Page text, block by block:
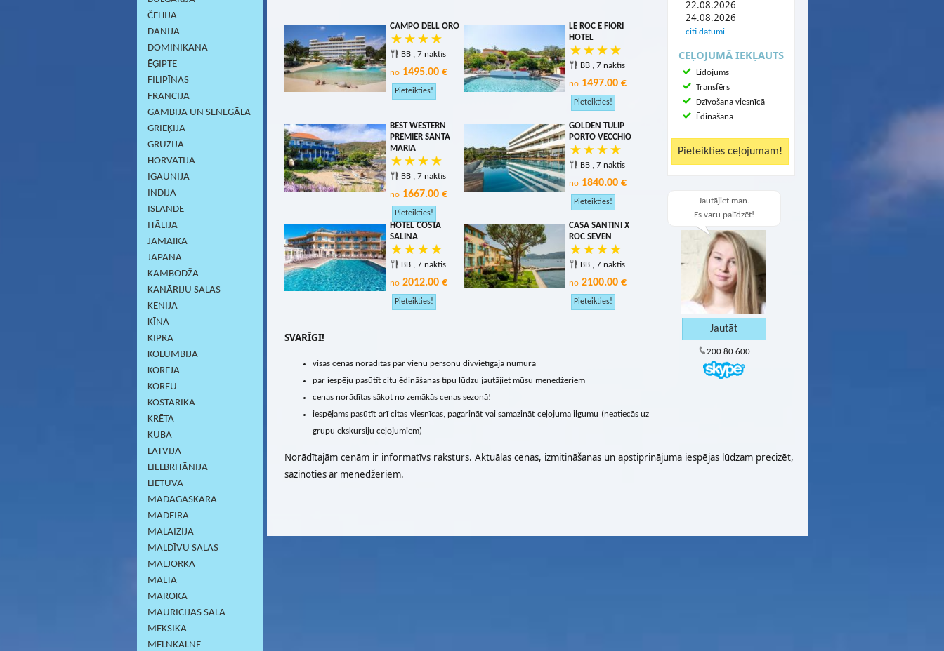
ČEHIJA
DĀNIJA
DOMINIKĀNA
ĒĢIPTE
FILIPĪNAS
FRANCIJA
GAMBIJA UN SENEGĀLA
GRIEĶIJA
GRUZIJA
HORVĀTIJA
IGAUNIJA
INDIJA
ISLANDE
ITĀLIJA
JAMAIKA
JAPĀNA
KAMBODŽA
KANĀRIJU SALAS
KENIJA
ĶĪNA
KIPRA
KOLUMBIJA
KOREJA
KORFU
KOSTARIKA
KRĒTA
KUBA
LATVIJA
LIELBRITĀNIJA
LIETUVA
MADAGASKARA
MADEIRA
MALAIZIJA
MALDĪVU SALAS
MALJORKA
MALTA
MAROKA
MAURĪCIJAS SALA
MEKSIKA
MELNKALNE
22.08.2026
24.08.2026
citi datumi
CEĻOJUMĀ IEKĻAUTS
Lidojums
Transfērs
Dzīvošana viesnīcā
Ēdināšana
Jautājiet man.
Es varu palīdzēt!
200 80 600
CAMPO DELL ORO
BB , 7 naktis
no1495.00 €
LE ROC E FIORI
HOTEL
BB , 7 naktis
no1497.00 €
BEST WESTERN
PREMIER SANTA
MARIA
BB , 7 naktis
no1667.00 €
GOLDEN TULIP
PORTO VECCHIO
BB , 7 naktis
no1840.00 €
HOTEL COSTA
SALINA
BB , 7 naktis
no2012.00 €
CASA SANTINI X
ROC SEVEN
BB , 7 naktis
no2100.00 €
SVARĪGI!
visas cenas norādītas par vienu personu divvietīgajā numurā
par iespēju pasūtīt citu ēdināšanas tipu lūdzu jautājiet mūsu menedžeriem
cenas norādītas sākot no zemākās cenas sezonā!
iespējams pasūtīt arī citas viesnīcas, pagarināt vai samazināt ceļojuma ilgumu (neatiecās uz
grupu ekskursiju ceļojumiem)
Norādītajām cenām ir informatīvs raksturs. Aktuālas cenas, izmitināšanas un apstiprinājuma iespējas lūdzam precizēt,
sazinoties ar menedžeriem.